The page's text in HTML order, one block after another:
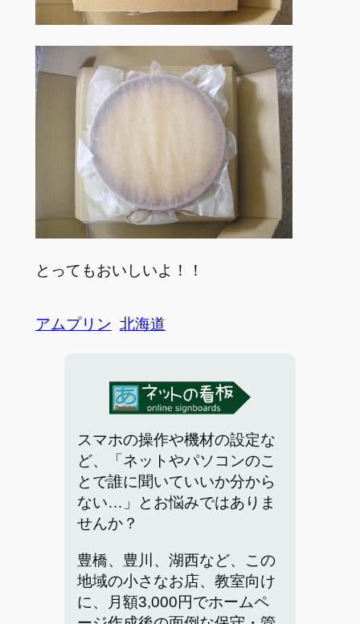
とってもおいしいよ！！
アムプリン 北海道
スマホの操作や機材の設定な
ど、「ネットやパソコンのこ
とで誰に聞いていいか分から
ない…」とお悩みではありま
せんか？
豊橋、豊川、湖西など、この
地域の小さなお店、教室向け
に、月額3,000円でホームペ